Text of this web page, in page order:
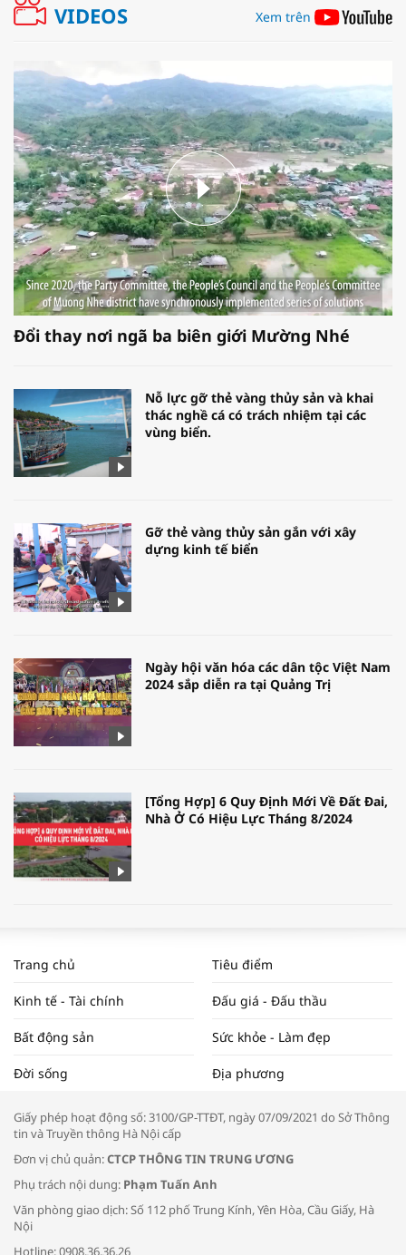
VIDEOS Xem trên
Đổi thay nơi ngã ba biên giới Mường Nhé
Nỗ lực gỡ thẻ vàng thủy sản và khai
thác nghề cá có trách nhiệm tại các
vùng biển.
Gỡ thẻ vàng thủy sản gắn với xây
dựng kinh tế biển
Ngày hội văn hóa các dân tộc Việt Nam
2024 sắp diễn ra tại Quảng Trị
[Tổng Hợp] 6 Quy Định Mới Về Đất Đai,
Nhà Ở Có Hiệu Lực Tháng 8/2024
NAM NĂM 2024 VÀ NĂM 2025 | NHỊP
ĐẬP THỊ TRƯỜNG #62
Tọa đàm “Xúc tiến thương mại: Khơi
Bác sĩ tư vấn cách phòng tránh bệnh
đường hô hấp trong thời tiết giao mùa
Trang chủ Tiêu điểm
Kinh tế - Tài chính Đấu giá - Đấu thầu
Bất động sản Sức khỏe - Làm đẹp
Đời sống Địa phương
Giấy phép hoạt động số: 3100/GP-TTĐT, ngày 07/09/2021 do Sở Thông
tin và Truyền thông Hà Nội cấp
Đơn vị chủ quản:CTCP THÔNG TIN TRUNG ƯƠNG
Phụ trách nội dung: Phạm Tuấn Anh
Văn phòng giao dịch: Số 112 phố Trung Kính, Yên Hòa, Cầu Giấy, Hà
Nội
Hotline: 0908.36.36.26